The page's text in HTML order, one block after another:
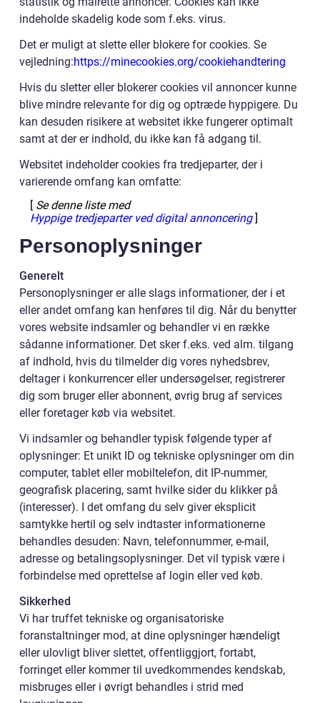
indeholde skadelig kode som f.eks. virus.
Det er muligt at slette eller blokere for cookies. Se
vejledning:https://minecookies.org/cookiehandtering
Hvis du sletter eller blokerer cookies vil annoncer kunne
blive mindre relevante for dig og optræde hyppigere. Du
kan desuden risikere at websitet ikke fungerer optimalt
samt at der er indhold, du ikke kan få adgang til.
Websitet indeholder cookies fra tredjeparter, der i
varierende omfang kan omfatte:
[ Se denne liste med
Hyppige tredjeparter ved digital annoncering]
Personoplysninger
Generelt
Personoplysninger er alle slags informationer, der i et
eller andet omfang kan henføres til dig. Når du benytter
vores website indsamler og behandler vi en række
sådanne informationer. Det sker f.eks. ved alm. tilgang
af indhold, hvis du tilmelder dig vores nyhedsbrev,
deltager i konkurrencer eller undersøgelser, registrerer
dig som bruger eller abonnent, øvrig brug af services
eller foretager køb via websitet.
Vi indsamler og behandler typisk følgende typer af
oplysninger: Et unikt ID og tekniske oplysninger om din
computer, tablet eller mobiltelefon, dit IP-nummer,
geografisk placering, samt hvilke sider du klikker på
(interesser). I det omfang du selv giver eksplicit
samtykke hertil og selv indtaster informationerne
behandles desuden: Navn, telefonnummer, e-mail,
adresse og betalingsoplysninger. Det vil typisk være i
forbindelse med oprettelse af login eller ved køb.
Sikkerhed
Vi har truffet tekniske og organisatoriske
foranstaltninger mod, at dine oplysninger hændeligt
eller ulovligt bliver slettet, offentliggjort, fortabt,
forringet eller kommer til uvedkommendes kendskab,
misbruges eller i øvrigt behandles i strid med